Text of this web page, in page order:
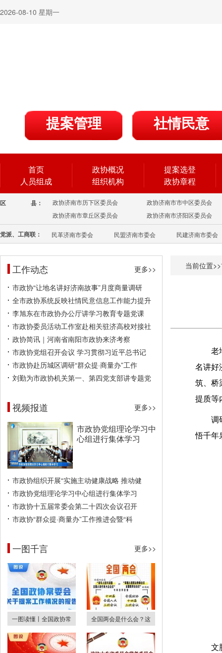
2026-08-10 星期一
提案管理 社情民意
首页
人员组成
政协概况
组织机构
提案选登
政协章程
区 县： 政协济南市历下区委员会
政协济南市市中区委员会
政协济南市章丘区委员会
政协济南市济阳区委员会
党派、工商联： 民革济南市委会 民盟济南市委会 民建济南市委会
工作动态
更多>>
市政协“让地名讲好济南故事”月度商量调研
全市政协系统反映社情民意信息工作能力提升
李旭东在市政协办公厅讲学习教育专题党课
市政协委员活动工作室赴相关驻济高校对接社
政协简讯｜河南省南阳市政协来济考察
市政协党组召开会议 学习贯彻习近平总书记
市政协赴历城区调研“群众提·商量办”工作
刘勤为市政协机关第一、第四党支部讲专题党
视频报道 更多>>
市政协党组理论学习中
心组进行集体学习
市政协组织开展“实施主动健康战略 推动健
市政协党组理论学习中心组进行集体学习
市政协十五届常委会第二十四次会议召开
市政协“群众提·商量办”工作推进会暨“科
一图千言 更多>>
一图读懂丨全国政协常 全国两会是什么会？这
当前位置>>
老
名讲好
筑、桥
提质等
调
悟千年
文